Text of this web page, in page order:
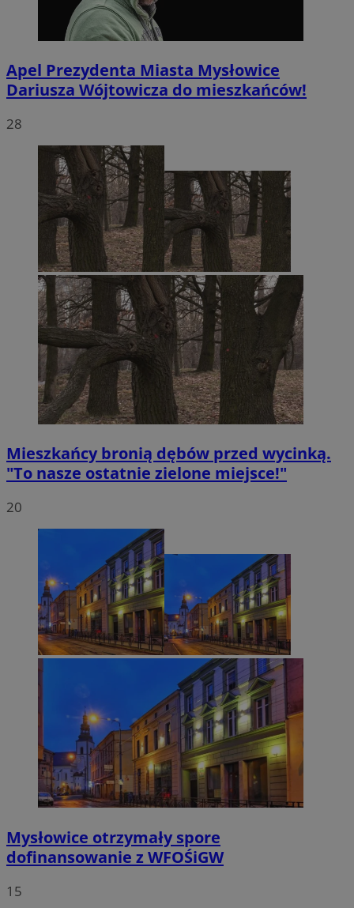
Apel Prezydenta Miasta Mysłowice
Dariusza Wójtowicza do mieszkańców!
28
Mieszkańcy bronią dębów przed wycinką.
"To nasze ostatnie zielone miejsce!"
20
Mysłowice otrzymały spore
dofinansowanie z WFOŚiGW
15